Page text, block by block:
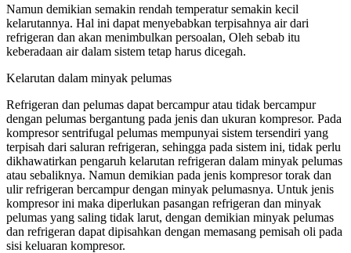
Namun demikian semakin rendah temperatur semakin kecil
kelarutannya. Hal ini dapat menyebabkan terpisahnya air dari
refrigeran dan akan menimbulkan persoalan, Oleh sebab itu
keberadaan air dalam sistem tetap harus dicegah.
Kelarutan dalam minyak pelumas
Refrigeran dan pelumas dapat bercampur atau tidak bercampur
dengan pelumas bergantung pada jenis dan ukuran kompresor. Pada
kompresor sentrifugal pelumas mempunyai sistem tersendiri yang
terpisah dari saluran refrigeran, sehingga pada sistem ini, tidak perlu
dikhawatirkan pengaruh kelarutan refrigeran dalam minyak pelumas
atau sebaliknya. Namun demikian pada jenis kompresor torak dan
ulir refrigeran bercampur dengan minyak pelumasnya. Untuk jenis
kompresor ini maka diperlukan pasangan refrigeran dan minyak
pelumas yang saling tidak larut, dengan demikian minyak pelumas
dan refrigeran dapat dipisahkan dengan memasang pemisah oli pada
sisi keluaran kompresor.